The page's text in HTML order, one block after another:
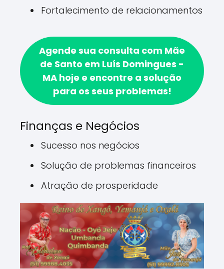
Fortalecimento de relacionamentos
Agende sua consulta com Mãe
de Santo em Luís Domingues -
MA hoje e encontre a solução
para os seus problemas!
Finanças e Negócios
Sucesso nos negócios
Solução de problemas financeiros
Atração de prosperidade